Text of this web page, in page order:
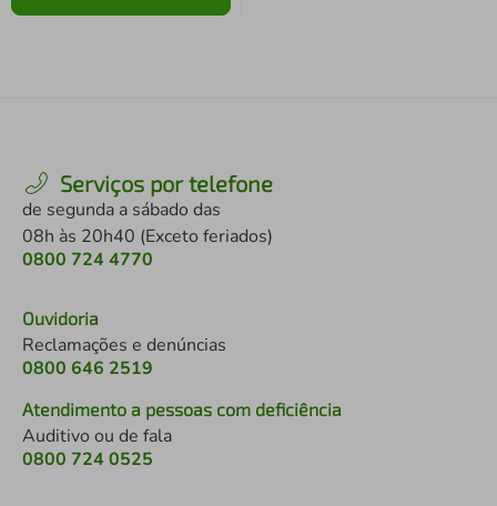
Serviços por telefone
de segunda a sábado das
08h às 20h40 (Exceto feriados)
0800 724 4770
Ouvidoria
Reclamações e denúncias
0800 646 2519
Atendimento a pessoas com deficiência
Auditivo ou de fala
0800 724 0525